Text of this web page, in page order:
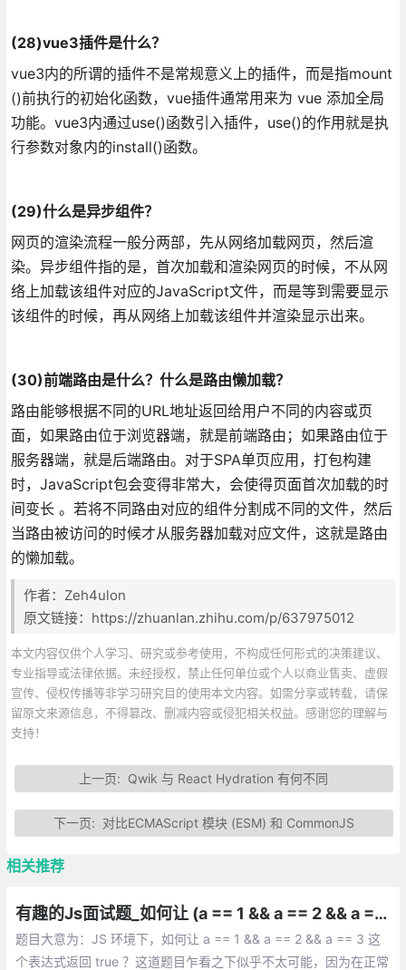
(28)vue3插件是什么？
vue3内的所谓的插件不是常规意义上的插件，而是指mount
()前执行的初始化函数，vue插件通常用来为 vue 添加全局
功能。vue3内通过use()函数引入插件，use()的作用就是执
行参数对象内的install()函数。
(29)什么是异步组件？
网页的渲染流程一般分两部，先从网络加载网页，然后渲
染。异步组件指的是，首次加载和渲染网页的时候，不从网
络上加载该组件对应的JavaScript文件，而是等到需要显示
该组件的时候，再从网络上加载该组件并渲染显示出来。
(30)前端路由是什么？什么是路由懒加载？
路由能够根据不同的URL地址返回给用户不同的内容或页
面，如果路由位于浏览器端，就是前端路由；如果路由位于
服务器端，就是后端路由。 对于SPA单页应用，打包构建
时，JavaScript包会变得非常大，会使得页面首次加载的时
间变长 。若将不同路由对应的组件分割成不同的文件，然后
当路由被访问的时候才从服务器加载对应文件，这就是路由
的懒加载。
作者：Zeh4ulon
原文链接：https://zhuanlan.zhihu.com/p/637975012
本文内容仅供个人学习、研究或参考使用，不构成任何形式的决策建议、
专业指导或法律依据。未经授权，禁止任何单位或个人以商业售卖、虚假
宣传、侵权传播等非学习研究目的使用本文内容。如需分享或转载，请保
留原文来源信息，不得篡改、删减内容或侵犯相关权益。感谢您的理解与
支持！
上一页: Qwik 与 React Hydration 有何不同
下一页: 对比ECMAScript 模块 (ESM) 和 CommonJS
相关推荐
有趣的Js面试题_如何让 (a == 1 && a == 2 && a == 3) 返回 true
题目大意为：JS 环境下，如何让 a == 1 && a == 2 && a == 3 这
个表达式返回 true ？这道题目乍看之下似乎不太可能，因为在正常